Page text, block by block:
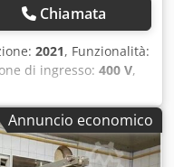
Chiamata
2021, Funzionalità:
di ingresso: 400 V,
di panini
B. Credpfxjzlxc Eo
in attività ed
Annuncio economico